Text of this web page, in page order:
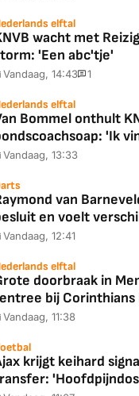
elftal
wacht met
'Een abc'tje'
Vandaag, 14:43 1
elftal
Bommel onthult
'Ik
Vandaag, 13:33
van
en voelt
Vandaag, 12:41
elftal
doorbraak in
bij Corinthians
Vandaag, 11:38
krijgt keihard